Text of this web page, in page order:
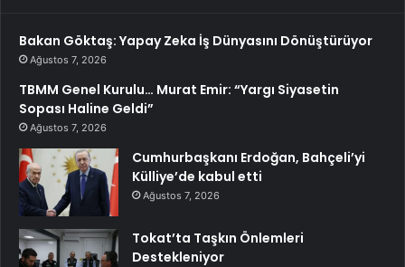
Bakan Göktaş: Yapay Zeka İş Dünyasını Dönüştürüyor
Ağustos 7, 2026
TBMM Genel Kurulu… Murat Emir: “Yargı Siyasetin
Sopası Haline Geldi”
Ağustos 7, 2026
Cumhurbaşkanı Erdoğan, Bahçeli’yi
Külliye’de kabul etti
Ağustos 7, 2026
Tokat’ta Taşkın Önlemleri
Destekleniyor